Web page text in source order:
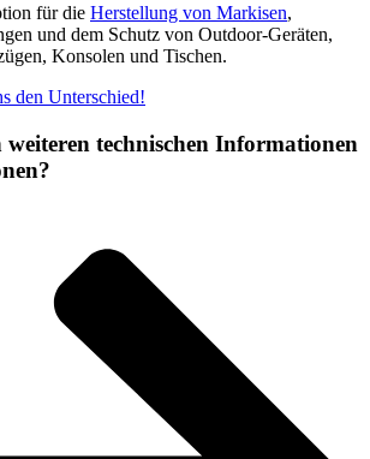
für die Herstellung von Markisen,
und dem Schutz von Outdoor-Geräten,
Konsolen und Tischen.
den Unterschied!
weiteren technischen Informationen